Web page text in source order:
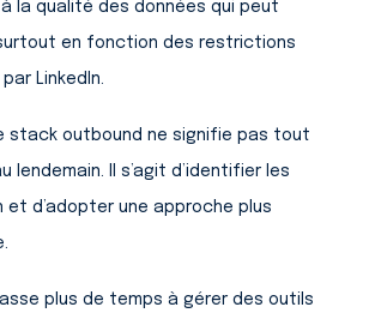
la qualité des données qui peut
en fonction des restrictions
LinkedIn.
stack outbound ne signifie pas tout
lendemain. Il s’agit d’identifier les
et d’adopter une approche plus
plus de temps à gérer des outils